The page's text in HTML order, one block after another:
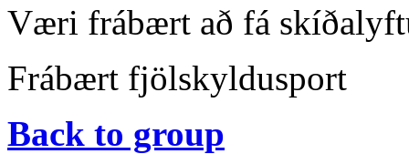
Væri frábært að fá
Frábært fjölskyldusport
Back to group